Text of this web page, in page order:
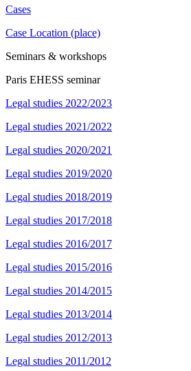
Cases
Case Location (place)
Seminars & workshops
Paris EHESS seminar
Legal studies 2022/2023
Legal studies 2021/2022
Legal studies 2020/2021
Legal studies 2019/2020
Legal studies 2018/2019
Legal studies 2017/2018
Legal studies 2016/2017
Legal studies 2015/2016
Legal studies 2014/2015
Legal studies 2013/2014
Legal studies 2012/2013
Legal studies 2011/2012